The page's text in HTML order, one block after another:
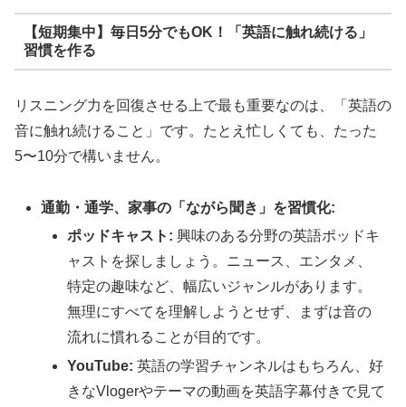
【短期集中】毎日5分でもOK！「英語に触れ続ける」
習慣を作る
リスニング力を回復させる上で最も重要なのは、「英語の
音に触れ続けること」です。たとえ忙しくても、たった
5〜10分で構いません。
通勤・通学、家事の「ながら聞き」を習慣化:
ポッドキャスト: 興味のある分野の英語ポッドキ
ャストを探しましょう。ニュース、エンタメ、
特定の趣味など、幅広いジャンルがあります。
無理にすべてを理解しようとせず、まずは音の
流れに慣れることが目的です。
YouTube: 英語の学習チャンネルはもちろん、好
きなVlogerやテーマの動画を英語字幕付きで見て